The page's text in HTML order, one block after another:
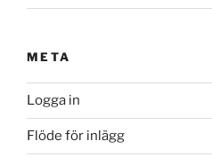
META
Logga in
Flöde för inlägg